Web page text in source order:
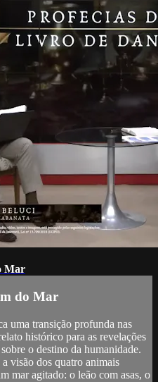
Mar
do Mar
uma transição profunda nas
histórico para as revelações
o destino da humanidade.
visão dos quatro animais
mar agitado: o leão com asas, o